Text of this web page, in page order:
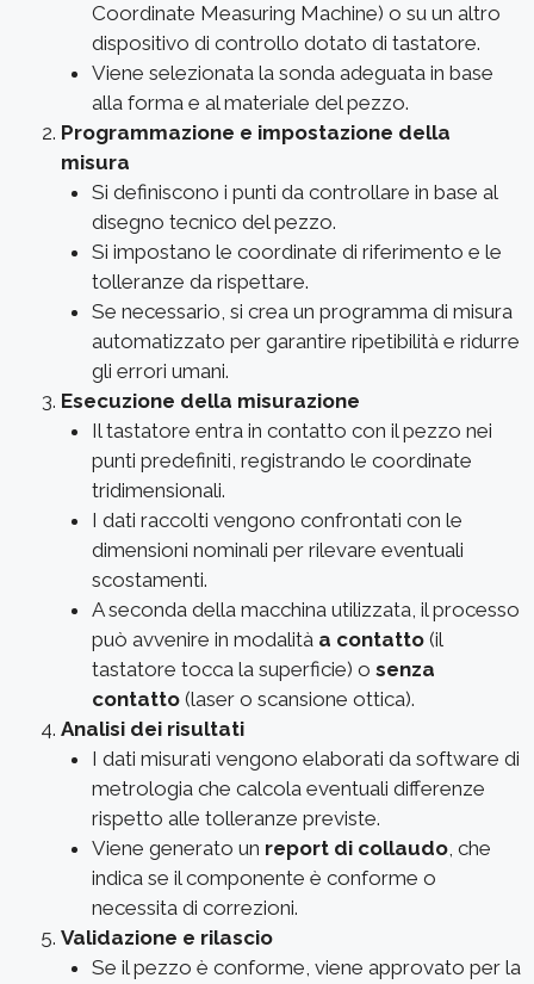
Coordinate Measuring Machine) o su un altro
dispositivo di controllo dotato di tastatore.
Viene selezionata la sonda adeguata in base
alla forma e al materiale del pezzo.
Programmazione e impostazione della
misura
Si definiscono i punti da controllare in base al
disegno tecnico del pezzo.
Si impostano le coordinate di riferimento e le
tolleranze da rispettare.
Se necessario, si crea un programma di misura
automatizzato per garantire ripetibilità e ridurre
gli errori umani.
Esecuzione della misurazione
Il tastatore entra in contatto con il pezzo nei
punti predefiniti, registrando le coordinate
tridimensionali.
I dati raccolti vengono confrontati con le
dimensioni nominali per rilevare eventuali
scostamenti.
A seconda della macchina utilizzata, il processo
può avvenire in modalità a contatto(il
tastatore tocca la superficie) o senza
contatto(laser o scansione ottica).
Analisi dei risultati
I dati misurati vengono elaborati da software di
metrologia che calcola eventuali differenze
rispetto alle tolleranze previste.
Viene generato un report di collaudo, che
indica se il componente è conforme o
necessita di correzioni.
Validazione e rilascio
Se il pezzo è conforme, viene approvato per la